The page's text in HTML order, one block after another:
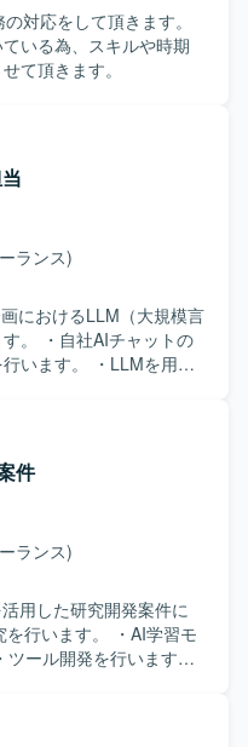
対応をして頂きます。
いる為、スキルや時期
て頂きます。
ランス)
におけるLLM（大規模言
。 ・自社AIチャットの
います。 ・LLMを用い
現方法をまとめた設計
3カ月のスパンで仮説・
件
ランス)
用した研究開発案件に
行います。 ・AI学習モ
ール開発を行います。